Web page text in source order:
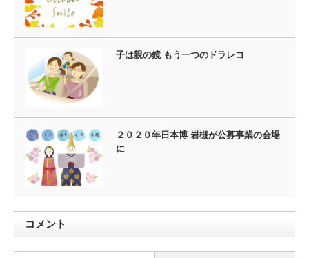
子は親の鏡 もう一つのドラレコ
２０２０年日本博 岩槻が公募事業の会場
に
コメント